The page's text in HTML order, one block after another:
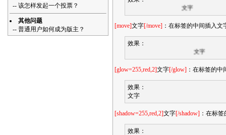
-- 该怎样发起一个投票？
其他问题
-- 普通用户如何成为版主？
文字
[move]文字[/move] ：在标签的中间插入
效果：
文字
[glow=255,red,2]文字[/glow] ：在标签的
效果：
文字
[shadow=255,red,2]文字[/shadow] ：在标
效果：